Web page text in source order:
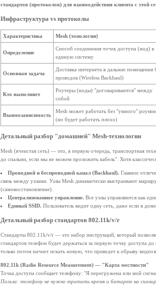
стандартов (протоколов) для взаимодействия клиента с этой
Инфраструктура vs протоколы
Характеристика Mesh (топология)
Определение
Способ соединения точек доступа (нод) в
единую систему
Основная задача
Доставка интернета в дальние помещения
проводов (Wireless Backhaul)
Кто выполняет
Роутеры (ноды) "договариваются" между
собой
Взаимозависимость
Mesh может работать без "умного"
(но будет работать плохо)
Детальный разбор "домашней" Mesh-технологии
Mesh (ячеистая сеть) — это, в первую очередь, транспортная
до спальни, если мы не можем проложить кабель". Хотя
Проводной и беспроводной канал (Backhaul). Главное
связь между узлами. Узлы Mesh динамически выстраивают
(самовосстановление).
Централизованное управление. Все узлы управляются как
Единый SSID. Пользователь видит одну сеть, даже если в
Детальный разбор стандартов 802.11k/v/r
Стандарты 802.11k/v/r — это набор инструкций, который
стандартов телефон будет держаться за первую точку доступа
только потом начнет искать новую, что приведет к обрыву
802.11k (Radio Resource Measurement) — "Карта местности"
Точка доступа сообщает телефону: "Я перегружена или мой
Польза: телефону не нужно тратить время и батарею на